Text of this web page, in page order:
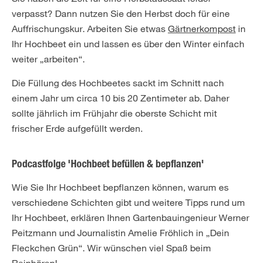
verpasst? Dann nutzen Sie den Herbst doch für eine
Auffrischungskur. Arbeiten Sie etwas Gärtnerkompost in
Ihr Hochbeet ein und lassen es über den Winter einfach
weiter „arbeiten“.
Die Füllung des Hochbeetes sackt im Schnitt nach
einem Jahr um circa 10 bis 20 Zentimeter ab. Daher
sollte jährlich im Frühjahr die oberste Schicht mit
frischer Erde aufgefüllt werden.
Podcastfolge 'Hochbeet befüllen & bepflanzen'
Wie Sie Ihr Hochbeet bepflanzen können, warum es
verschiedene Schichten gibt und weitere Tipps rund um
Ihr Hochbeet, erklären Ihnen Gartenbauingenieur Werner
Peitzmann und Journalistin Amelie Fröhlich in „Dein
Fleckchen Grün“. Wir wünschen viel Spaß beim